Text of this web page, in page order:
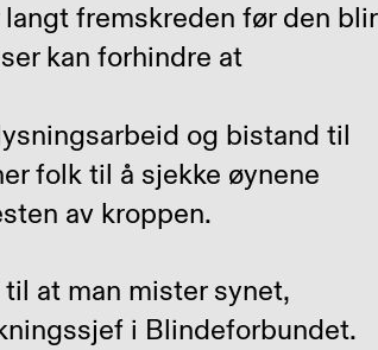
fremskreden før den blir
kan forhindre at
og bistand til
folk til å sjekke øynene
av kroppen.
at man mister synet,
i Blindeforbundet.